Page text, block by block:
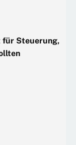
für Steuerung,